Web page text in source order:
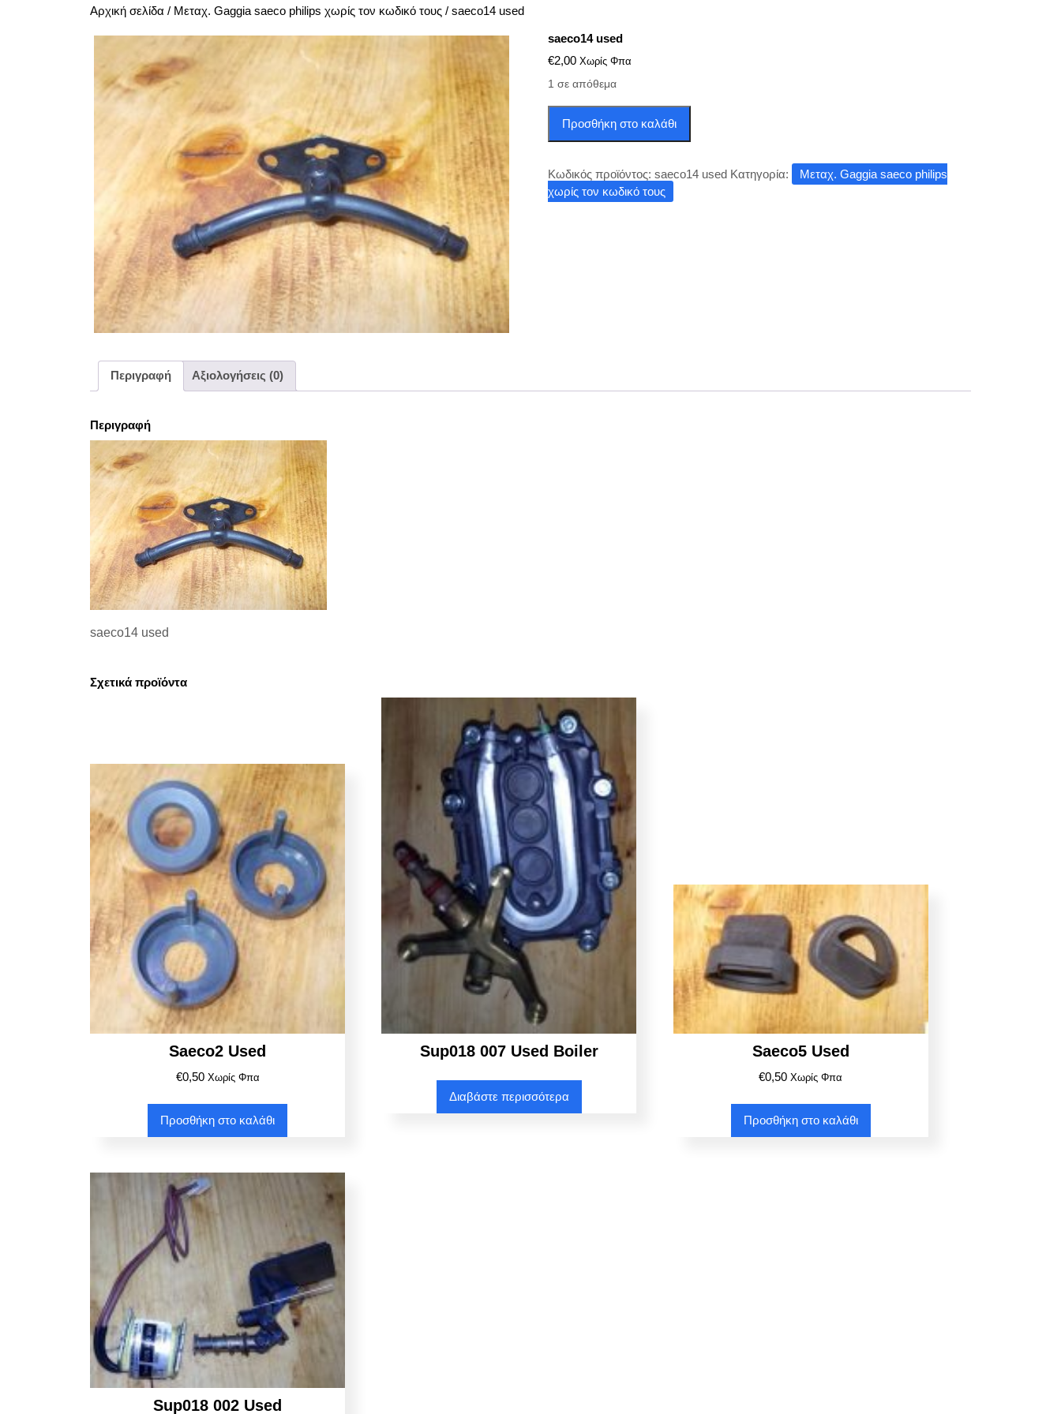
Αρχική σελίδα / Μεταχ. Gaggia saeco philips χωρίς τον κωδικό τους / saeco14 used
saeco14 used
€2,00 Χωρίς Φπα
1 σε απόθεμα
used
Προσθήκη στο καλάθι
Κωδικός προϊόντος:saeco14 used Κατηγορία:
Μεταχ. Gaggia saeco philips
χωρίς τον κωδικό τους
Περιγραφή Αξιολογήσεις (0)
Περιγραφή
saeco14 used
Σχετικά προϊόντα
Saeco2 Used
€0,50 Χωρίς Φπα
Προσθήκη στο καλάθι
Sup018 007 Used Boiler
Διαβάστε περισσότερα
Saeco5 Used
€0,50 Χωρίς Φπα
Προσθήκη στο καλάθι
Sup018 002 Used